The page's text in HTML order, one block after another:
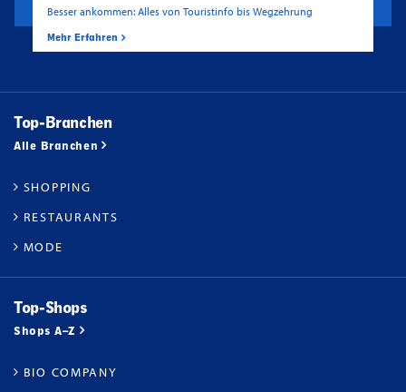
Besser ankommen: Alles von Touristinfo bis Wegzehrung
Mehr Erfahren
Top-Branchen
Alle Branchen
SHOPPING
RESTAURANTS
MODE
Top-Shops
Shops A–Z
BIO COMPANY